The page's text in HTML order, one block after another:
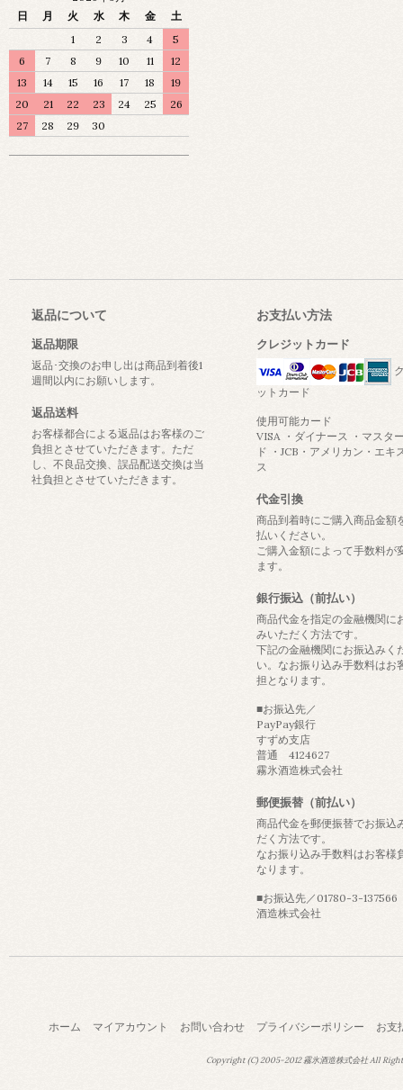
日
月 火 水 木 金
土
1
2 3 4
5
6
7 8 9 10 11
12
13
14 15 16 17 18
19
20
21 22 23 24 25
26
27
28 29 30
返品について
返品期限
返品･交換のお申し出は商品到着後1
週間以内にお願いします。
返品送料
お客様都合による返品はお客様のご
負担とさせていただきます。ただ
し、不良品交換、誤品配送交換は当
社負担とさせていただきます。
お支払い方法
クレジットカード
ットカード
使用可能カード
VISA ・ダイナース ・マスタ
ド ・JCB・アメリカン・エキ
ス
代金引換
商品到着時にご購入商品金額
払いください。
ご購入金額によって手数料が
ます。
銀行振込（前払い）
商品代金を指定の金融機関に
みいただく方法です。
下記の金融機関にお振込みく
い。なお振り込み手数料はお
担となります。
■お振込先／
PayPay銀行
すずめ支店
普通 4124627
霧氷酒造株式会社
郵便振替（前払い）
商品代金を郵便振替でお振込
だく方法です。
なお振り込み手数料はお客様
なります。
■お振込先／01780-3-
酒造株式会社
ホーム マイアカウント お問い合わせ プライバシーポリシー お支
Copyright (C) 2005-2012 霧氷酒造株式会社 All